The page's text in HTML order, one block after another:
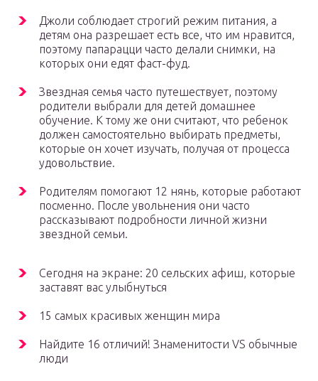
Джоли соблюдает строгий режим питания, а
детям она разрешает есть все, что им нравится,
поэтому папарацци часто делали снимки, на
которых они едят фаст-фуд.
Звездная семья часто путешествует, поэтому
родители выбрали для детей домашнее
обучение. К тому же они считают, что ребенок
должен самостоятельно выбирать предметы,
которые он хочет изучать, получая от процесса
удовольствие.
Родителям помогают 12 нянь, которые работают
посменно. После увольнения они часто
рассказывают подробности личной жизни
звездной семьи.
Сегодня на экране: 20 сельских афиш, которые
заставят вас улыбнуться
15 самых красивых женщин мира
Найдите 16 отличий! Знаменитости VS обычные
люди